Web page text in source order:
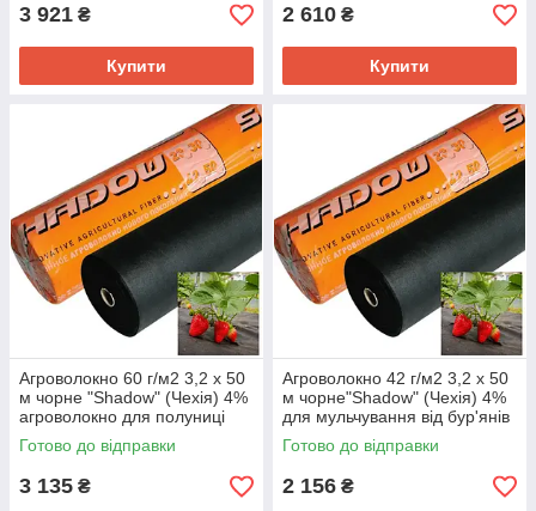
3 921 ₴
Купити
2 610 ₴
Купити
Агроволокно 60 г/м2 3,2 х 50
м чорне "Shadow" (Чехія) 4%
агроволокно для полуниці
Готово до відправки
3 135 ₴
Агроволокно 42 г/м2 3,2 х 50
м чорне"Shadow" (Чехія) 4%
для мульчування від бур'янів
Готово до відправки
2 156 ₴